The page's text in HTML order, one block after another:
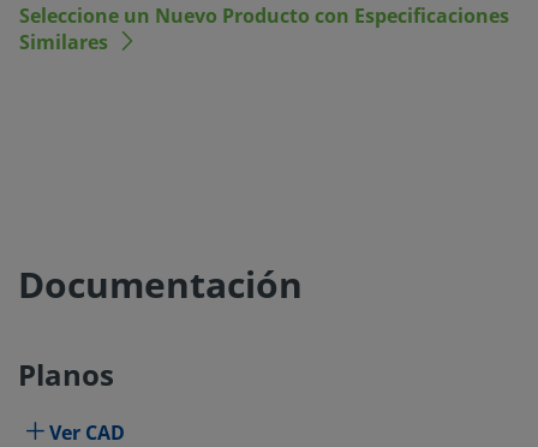
Seleccione un Nuevo Producto con Especificaciones
Similares
Documentación
Planos
Ver CAD